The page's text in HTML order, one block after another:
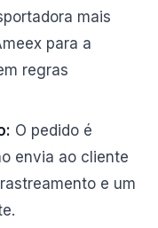
mais
para a
regras
O pedido é
envia ao cliente
e um